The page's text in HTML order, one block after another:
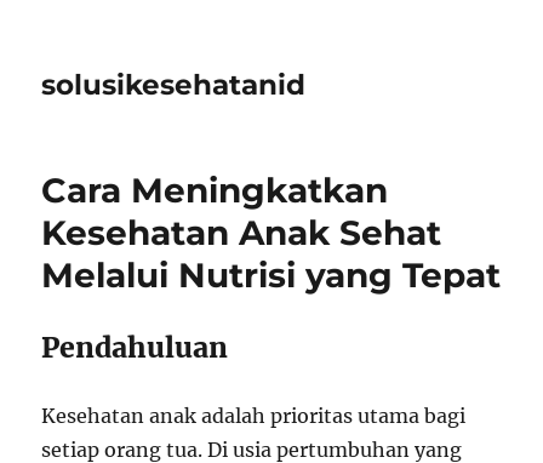
solusikesehatanid
Cara Meningkatkan
Kesehatan Anak Sehat
Melalui Nutrisi yang Tepat
Pendahuluan
Kesehatan anak adalah prioritas utama bagi
setiap orang tua. Di usia pertumbuhan yang